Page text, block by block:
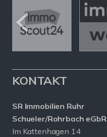
KONTAKT
SR Immobilien Ruhr
Schueler/Rohrbach eGbR
Im Kattenhagen 14